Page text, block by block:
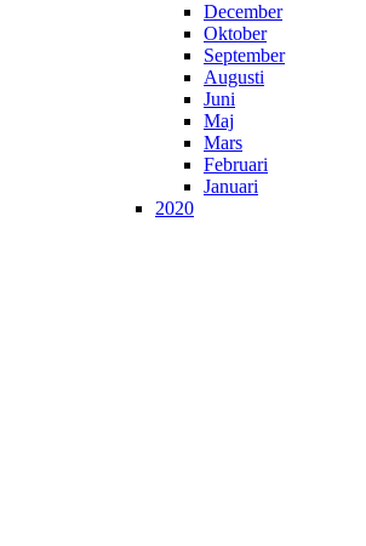
December
Oktober
September
Augusti
Juni
Maj
Mars
Februari
Januari
2020